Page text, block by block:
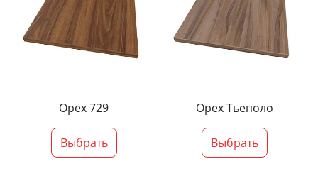
Орех 729
Выбрать
Орех Тьеполо
Выбрать